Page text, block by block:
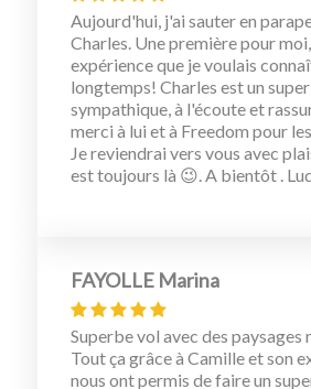
Aujourd'hui, j'ai sauter en
Charles. Une première pour
expérience que je voulais
longtemps! Charles est un
sympathique, à l'écoute et
merci à lui et à Freedom pour
Je reviendrai vers vous avec
est toujours là 😉. A bientôt .
FAYOLLE Marina
Superbe vol avec des paysages
Tout ça grâce à Camille et son
nous ont permis de faire un